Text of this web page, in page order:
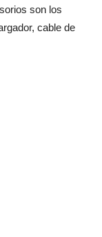
son los
cable de